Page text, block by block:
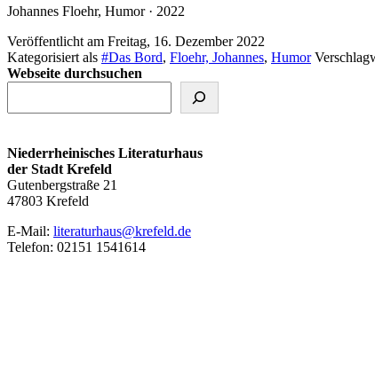
Johannes Floehr, Humor · 2022
Veröffentlicht am Freitag, 16. Dezember 2022
Kategorisiert als #Das Bord, Floehr, Johannes, Humor
Webseite durchsuchen
Niederrheinisches Literaturhaus
der Stadt Krefeld
Gutenbergstraße 21
47803 Krefeld
E‑Mail: literaturhaus@krefeld.de
Telefon: 02151 1541614